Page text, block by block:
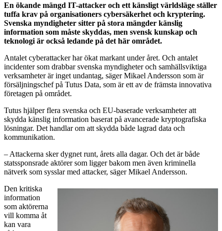
En ökande mängd IT-attacker och ett känsligt världsläge ställer
tuffa krav på organisationers cybersäkerhet och kryptering.
Svenska myndigheter sitter på stora mängder känslig
information som måste skyddas, men svensk kunskap och
teknologi är också ledande på det här området.
Antalet cyberattacker har ökat markant under året. Och antalet
incidenter som drabbar svenska myndigheter och samhällsviktiga
verksamheter är inget undantag, säger Mikael Andersson som är
försäljningschef på Tutus Data, som är ett av de främsta innovativa
företagen på området.
Tutus hjälper flera svenska och EU-baserade verksamheter att
skydda känslig information baserat på avancerade kryptografiska
lösningar. Det handlar om att skydda både lagrad data och
kommunikation.
– Attackerna sker dygnet runt, årets alla dagar. Och det är både
statssponsrade aktörer som ligger bakom men även kriminella
nätverk som sysslar med attacker, säger Mikael Andersson.
Den kritiska
information
som aktörerna
vill komma åt
kan vara